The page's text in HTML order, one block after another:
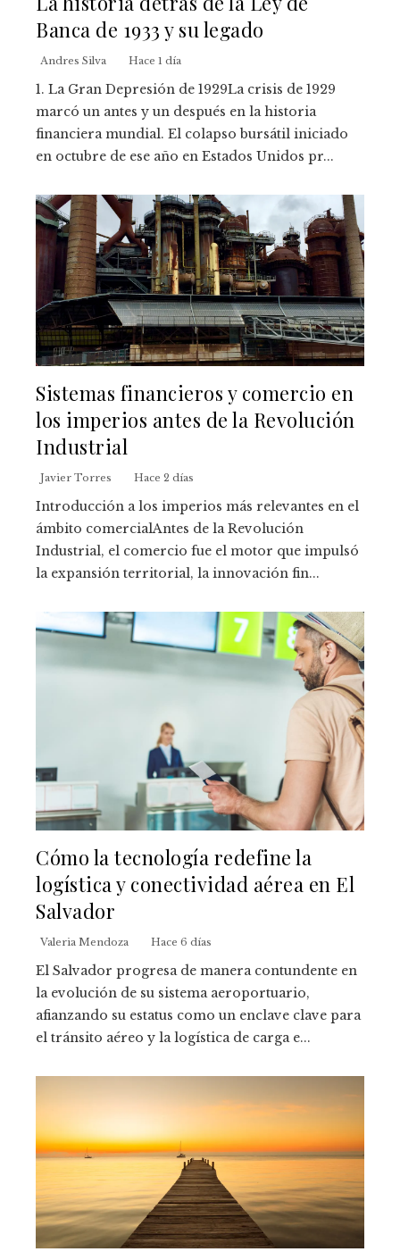
Banca de 1933 y su legado
Andres Silva Hace 1 día
1. La Gran Depresión de 1929La crisis de 1929
marcó un antes y un después en la historia
financiera mundial. El colapso bursátil iniciado
en octubre de ese año en Estados Unidos pr...
Sistemas financieros y comercio en
los imperios antes de la Revolución
Industrial
Javier Torres Hace 2 días
Introducción a los imperios más relevantes en el
ámbito comercialAntes de la Revolución
Industrial, el comercio fue el motor que impulsó
la expansión territorial, la innovación fin...
Cómo la tecnología redefine la
logística y conectividad aérea en El
Salvador
Valeria Mendoza Hace 6 días
El Salvador progresa de manera contundente en
la evolución de su sistema aeroportuario,
afianzando su estatus como un enclave clave para
el tránsito aéreo y la logística de carga e...